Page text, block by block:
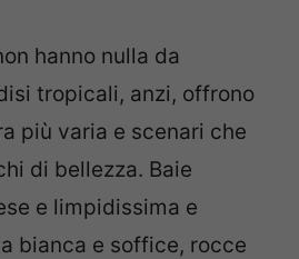
hanno nulla da
tropicali, anzi, offrono
più varia e scenari che
di bellezza. Baie
e limpidissima e
bianca e soffice, rocce